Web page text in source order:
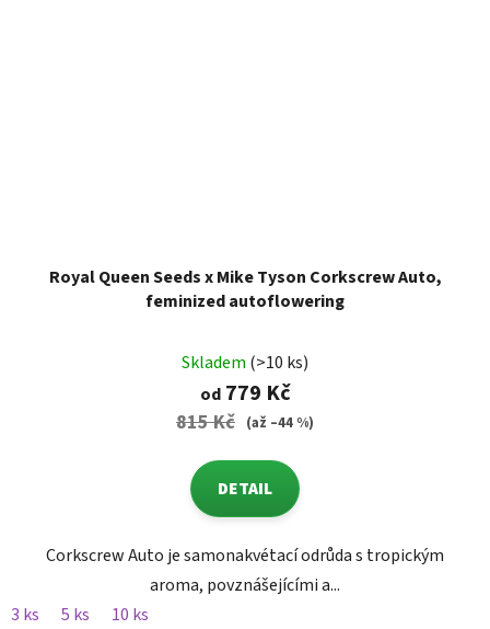
Royal Queen Seeds x Mike Tyson Corkscrew Auto,
feminized autoflowering
Skladem (>10 ks)
od779 Kč
815 Kč (až –44 %)
DETAIL
Corkscrew Auto je samonakvétací odrůda s tropickým
aroma, povznášejícími a...
3 ks
5 ks 10 ks